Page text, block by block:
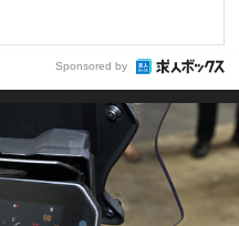
Sponsored by